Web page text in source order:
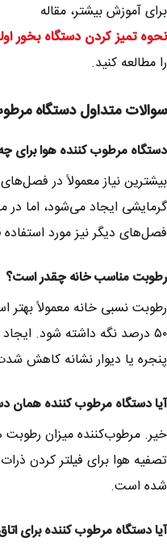
برای آموزش بیشتر، مقاله
نحوه تمیز کردن دستگاه بخور
را مطالعه کنید.
سوالات متداول دستگاه
دستگاه مرطوب کننده هوا
بیشترین نیاز معمولاً در
گرمایشی ایجاد می‌شود، اما
فصل‌های دیگر نیز مورد استفاده
رطوبت مناسب خانه چقدر است؟
۵۰ درصد نگه داشته شود.
پنجره یا دیوار نشانه کاهش
آیا دستگاه مرطوب کننده همان
خیر. مرطوب‌کننده میزان رطوبت
تصفیه هوا برای فیلتر کردن
شده است.
آیا دستگاه مرطوب کننده برای